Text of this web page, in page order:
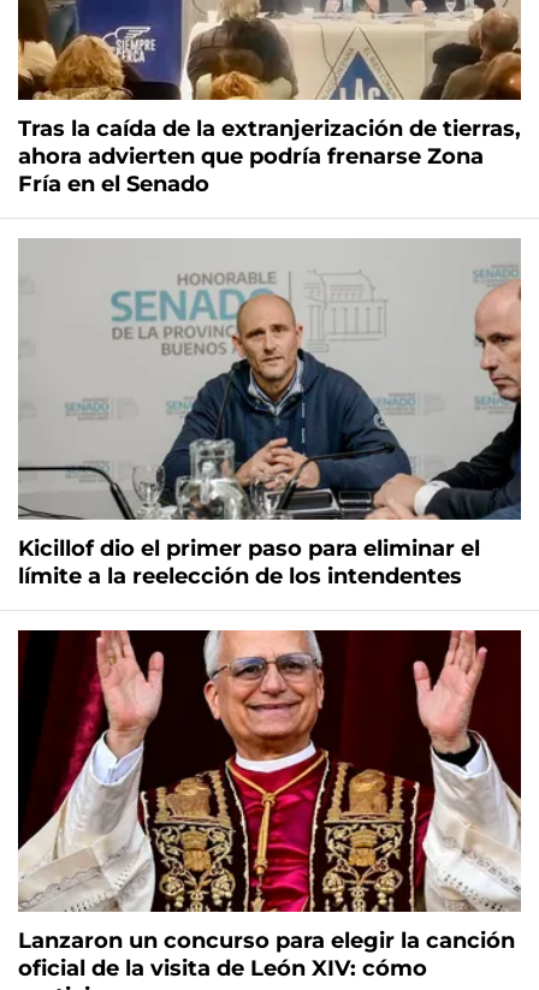
Tras la caída de la extranjerización de tierras,
ahora advierten que podría frenarse Zona
Fría en el Senado
Kicillof dio el primer paso para eliminar el
límite a la reelección de los intendentes
Lanzaron un concurso para elegir la canción
oficial de la visita de León XIV: cómo